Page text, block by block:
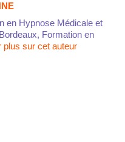
en Hypnose Médicale et
Formation en
plus sur cet auteur